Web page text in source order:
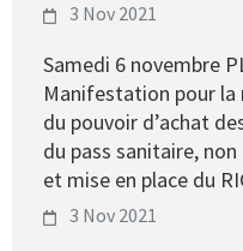
3 Nov 2021
Samedi 6 novembre
Manifestation pour la
du pouvoir d’achat
du pass sanitaire,
et mise en place du
3 Nov 2021